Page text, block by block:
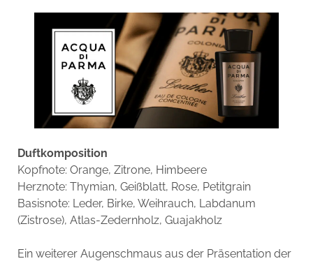
Duftkomposition
Kopfnote: Orange, Zitrone, Himbeere
Herznote: Thymian, Geißblatt, Rose, Petitgrain
Basisnote: Leder, Birke, Weihrauch, Labdanum
(Zistrose), Atlas-Zedernholz, Guajakholz
Ein weiterer Augenschmaus aus der Präsentation der